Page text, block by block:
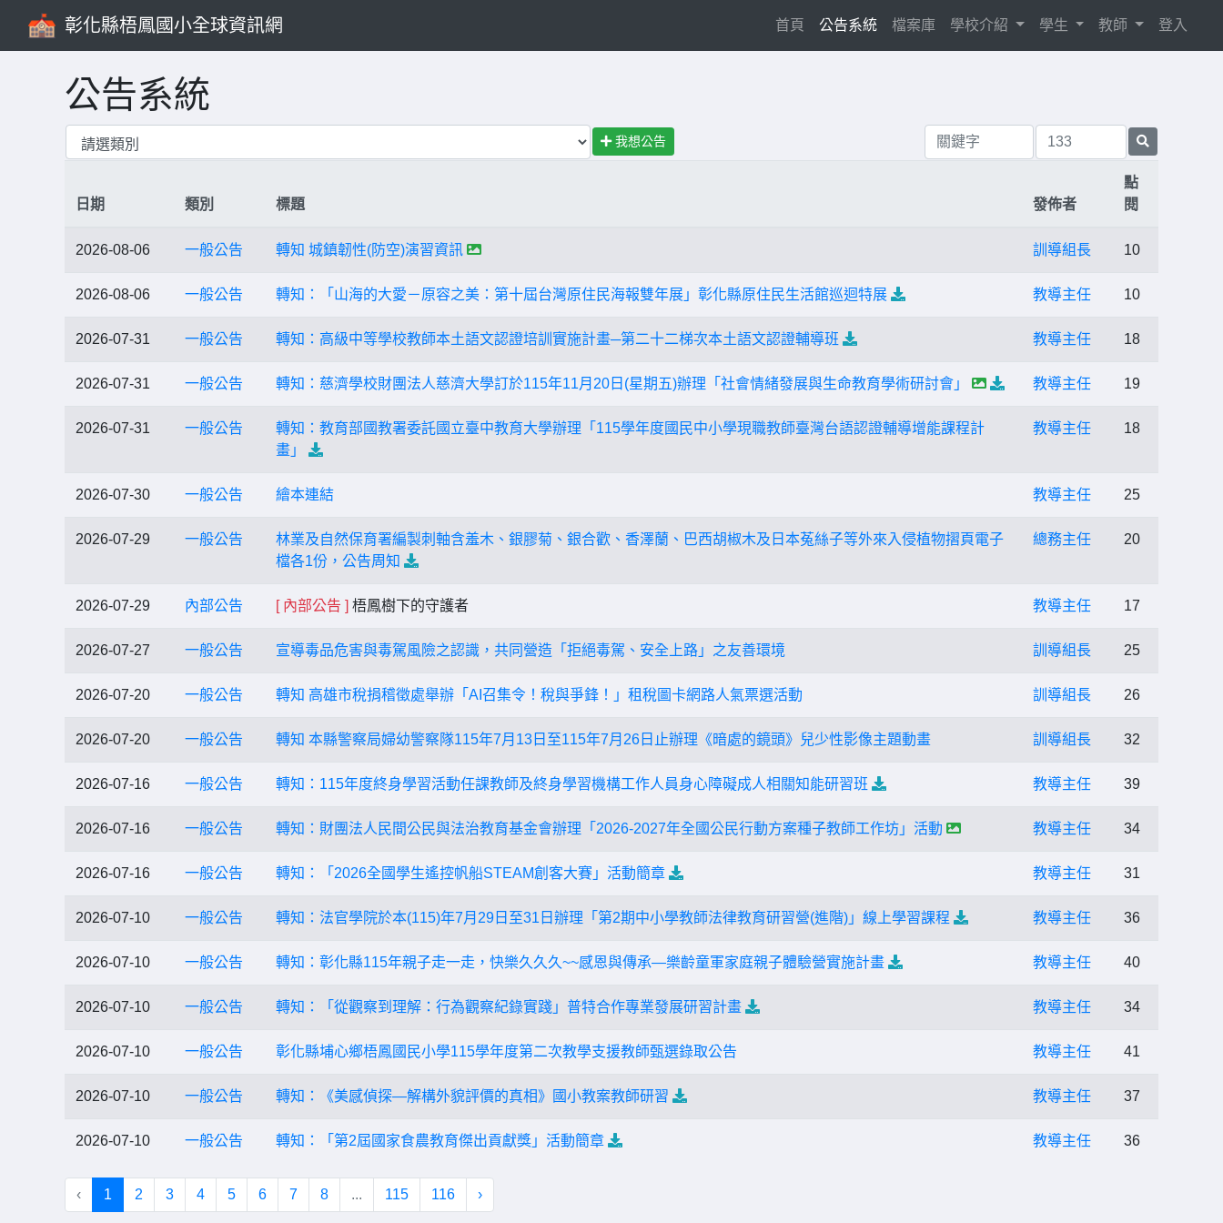
彰化縣梧鳳國小全球資訊網 首頁(current)
公告系統 檔案庫 學校介紹 學生 教師 登入
公告系統
我想公告
日期 類別 標題 發佈者
點
閱
2026-08-06 一般公告 轉知 城鎮韌性(防空)演習資訊 訓導組長 10
2026-08-06 一般公告 轉知：「山海的大愛－原容之美：第十屆台灣原住民海報雙年展」彰化縣原住民生活館巡迴特展 教導主任 10
2026-07-31 一般公告 轉知：高級中等學校教師本土語文認證培訓實施計畫─第二十二梯次本土語文認證輔導班 教導主任 18
2026-07-31 一般公告 轉知：慈濟學校財團法人慈濟大學訂於115年11月20日(星期五)辦理「社會情緒發展與生命教育學術研討會」 教導主任 19
2026-07-31 一般公告
轉知：教育部國教署委託國立臺中教育大學辦理「115學年度國民中小學現職教師臺灣台語認證輔導增能課程計
畫」
教導主任 18
2026-07-30 一般公告 繪本連結 教導主任 25
2026-07-29 一般公告
林業及自然保育署編製刺軸含羞木、銀膠菊、銀合歡、香澤蘭、巴西胡椒木及日本菟絲子等外來入侵植物摺頁電子
檔各1份，公告周知
總務主任 20
2026-07-29 內部公告 [ 內部公告 ] 梧鳳樹下的守護者 教導主任 17
2026-07-27 一般公告 宣導毒品危害與毒駕風險之認識，共同營造「拒絕毒駕、安全上路」之友善環境 訓導組長 25
2026-07-20 一般公告 轉知 高雄市稅捐稽徵處舉辦「AI召集令！稅與爭鋒！」租稅圖卡網路人氣票選活動 訓導組長 26
2026-07-20 一般公告 轉知 本縣警察局婦幼警察隊115年7月13日至115年7月26日止辦理《暗處的鏡頭》兒少性影像主題動畫 訓導組長 32
2026-07-16 一般公告 轉知：115年度終身學習活動任課教師及終身學習機構工作人員身心障礙成人相關知能研習班 教導主任 39
2026-07-16 一般公告 轉知：財團法人民間公民與法治教育基金會辦理「2026-2027年全國公民行動方案種子教師工作坊」活動 教導主任 34
2026-07-16 一般公告 轉知：「2026全國學生遙控帆船STEAM創客大賽」活動簡章 教導主任 31
2026-07-10 一般公告 轉知：法官學院於本(115)年7月29日至31日辦理「第2期中小學教師法律教育研習營(進階)」線上學習課程 教導主任 36
2026-07-10 一般公告 轉知：彰化縣115年親子走一走，快樂久久久~~感恩與傳承—樂齡童軍家庭親子體驗營實施計畫 教導主任 40
2026-07-10 一般公告 轉知：「從觀察到理解：行為觀察紀錄實踐」普特合作專業發展研習計畫 教導主任 34
2026-07-10 一般公告 彰化縣埔心鄉梧鳳國民小學115學年度第二次教學支援教師甄選錄取公告 教導主任 41
2026-07-10 一般公告 轉知：《美感偵探—解構外貌評價的真相》國小教案教師研習 教導主任 37
2026-07-10 一般公告 轉知：「第2屆國家食農教育傑出貢獻獎」活動簡章 教導主任 36
‹ 1 2 3 4 5 6 7 8 ... 115 116 ›